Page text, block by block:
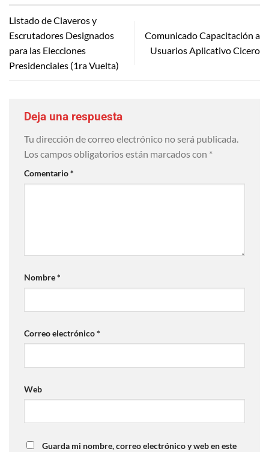
Listado de Claveros y
Escrutadores Designados
para las Elecciones
Presidenciales (1ra Vuelta)
Comunicado Capacitación a
Usuarios Aplicativo Cicero
Deja una respuesta
Tu dirección de correo electrónico no será publicada.
Los campos obligatorios están marcados con *
Comentario*
Nombre*
Correo electrónico*
Web
Guarda mi nombre, correo electrónico y web en este